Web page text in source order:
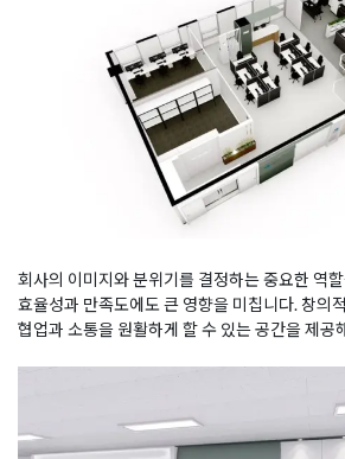
회사의 이미지와 분위기를 결정하는 중요한 역
효율성과 만족도에도 큰 영향을 미칩니다. 창의
협업과 소통을 원활하게 할 수 있는 공간을 제공